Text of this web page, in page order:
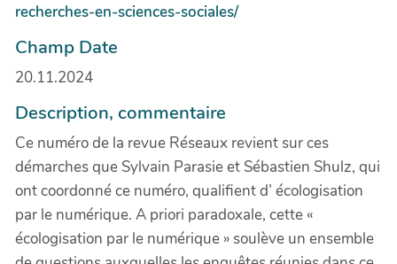
recherches-en-sciences-sociales/
Champ Date
20.11.2024
Description, commentaire
Ce numéro de la revue Réseaux revient sur ces
démarches que Sylvain Parasie et Sébastien Shulz, qui
ont coordonné ce numéro, qualifient d’ écologisation
par le numérique. A priori paradoxale, cette «
écologisation par le numérique » soulève un ensemble